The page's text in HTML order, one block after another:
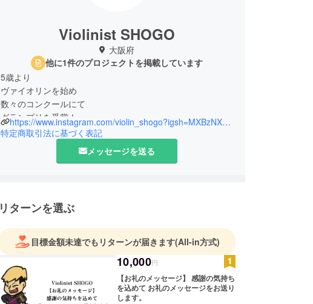
Violinist SHOGO
大阪府
他に1件のプロジェクトを掲載しています
5歳より
ヴァイオリンを始め
数々のコンクールにて
グランプリを受賞！
芸道20周年を迎え
ルーツのストリートLIVEから
目指すはグラミー賞！
世界各地で演奏の音色を響かせ
世界中の聴衆をも魅了するViolinist
https://www.instagram.com/violin_shogo?igsh=MXBzNXd5bmlwd2VxaA%3D%3D&utm_source=qr
特定商取引法に基づく表記
メッセージを送る
リターンを選ぶ
目標金額未達でもリターンが届きます(All-in方式)
10,000円
【お礼のメッセージ】 感謝の気持ち
を込めて お礼のメッセージをお送り
します。